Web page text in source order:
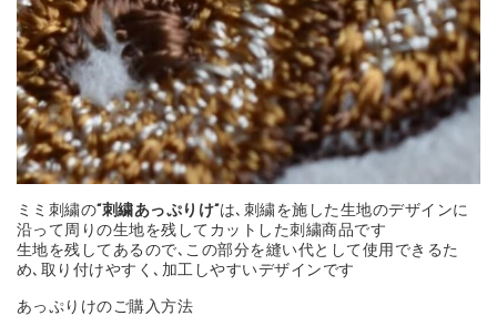
ミミ刺繍の“刺繍あっぷりけ”は､刺繍を施した生地のデザインに
沿って周りの生地を残してカットした刺繍商品です
生地を残してあるので､この部分を縫い代として使用できるた
め､取り付けやすく､加工しやすいデザインです
あっぷりけのご購入方法